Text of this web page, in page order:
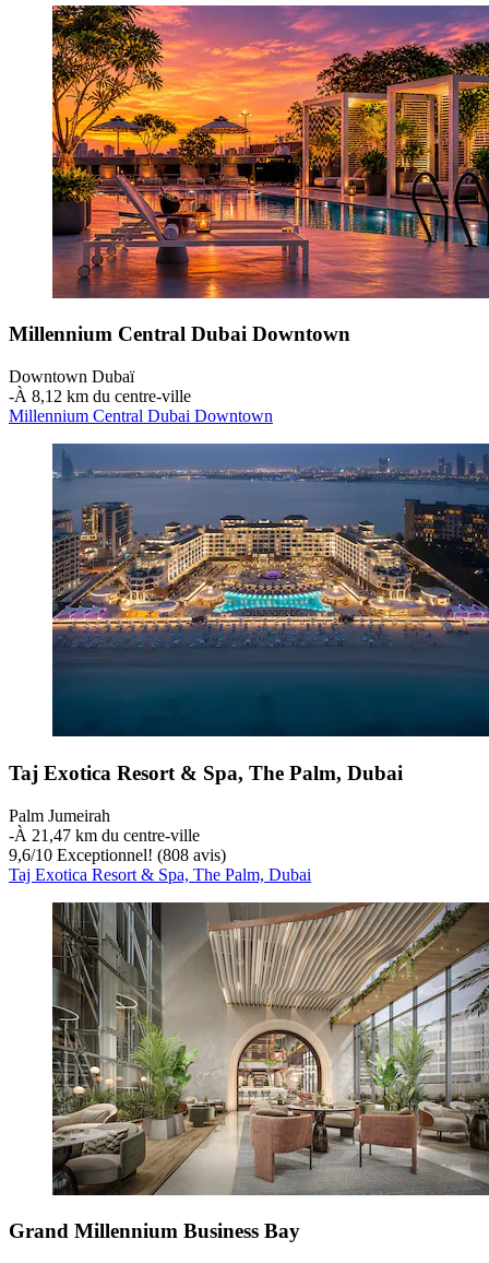
Millennium Central Dubai Downtown
Downtown Dubaï
‐À 8,12 km du centre-ville
Millennium Central Dubai Downtown
Taj Exotica Resort & Spa, The Palm, Dubai
Palm Jumeirah
‐À 21,47 km du centre-ville
9,6/10 Exceptionnel! (808 avis)
Taj Exotica Resort & Spa, The Palm, Dubai
Grand Millennium Business Bay